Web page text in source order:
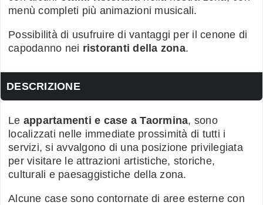
menù completi più animazioni musicali.
Possibilità di usufruire di vantaggi per il cenone di
capodanno nei ristoranti della zona.
DESCRIZIONE
Le appartamenti e case a Taormina, sono
localizzati nelle immediate prossimità di tutti i
servizi, si avvalgono di una posizione privilegiata
per visitare le attrazioni artistiche, storiche,
culturali e paesaggistiche della zona.
Alcune case sono contornate di aree esterne con